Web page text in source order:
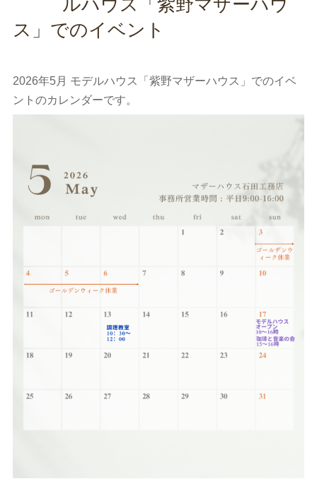
ルハウス「紫野マザーハウ
ス」でのイベント
2026年5月 モデルハウス「紫野マザーハウス」でのイベ
ントのカレンダーです。